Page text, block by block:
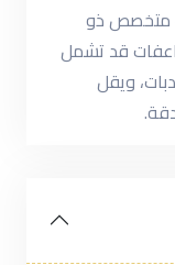
متخصص ذو
قد تشمل
ويقل